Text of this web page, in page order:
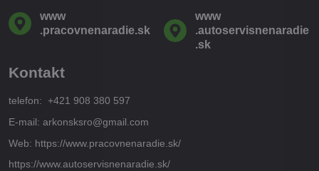
www​
.pracovnenaradie​.sk
www​
.autoservisnenaradie​
.sk
Kontakt
telefon: +421 908 380 597
E-mail: arkonsksro@gmail.com
Web: https://www.pracovnenaradie.sk/
https://www.autoservisnenaradie.sk/